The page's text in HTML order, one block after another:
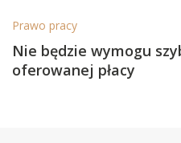
Prawo pracy
Nie będzie wymogu
oferowanej płacy